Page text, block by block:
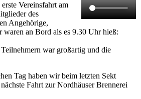
Vereinsfahrt am
des
Angehörige,
waren an Bord als es 9.30 Uhr hieß:
war großartig und die
Tag haben wir beim letzten Sekt
Fahrt zur Nordhäuser Brennerei